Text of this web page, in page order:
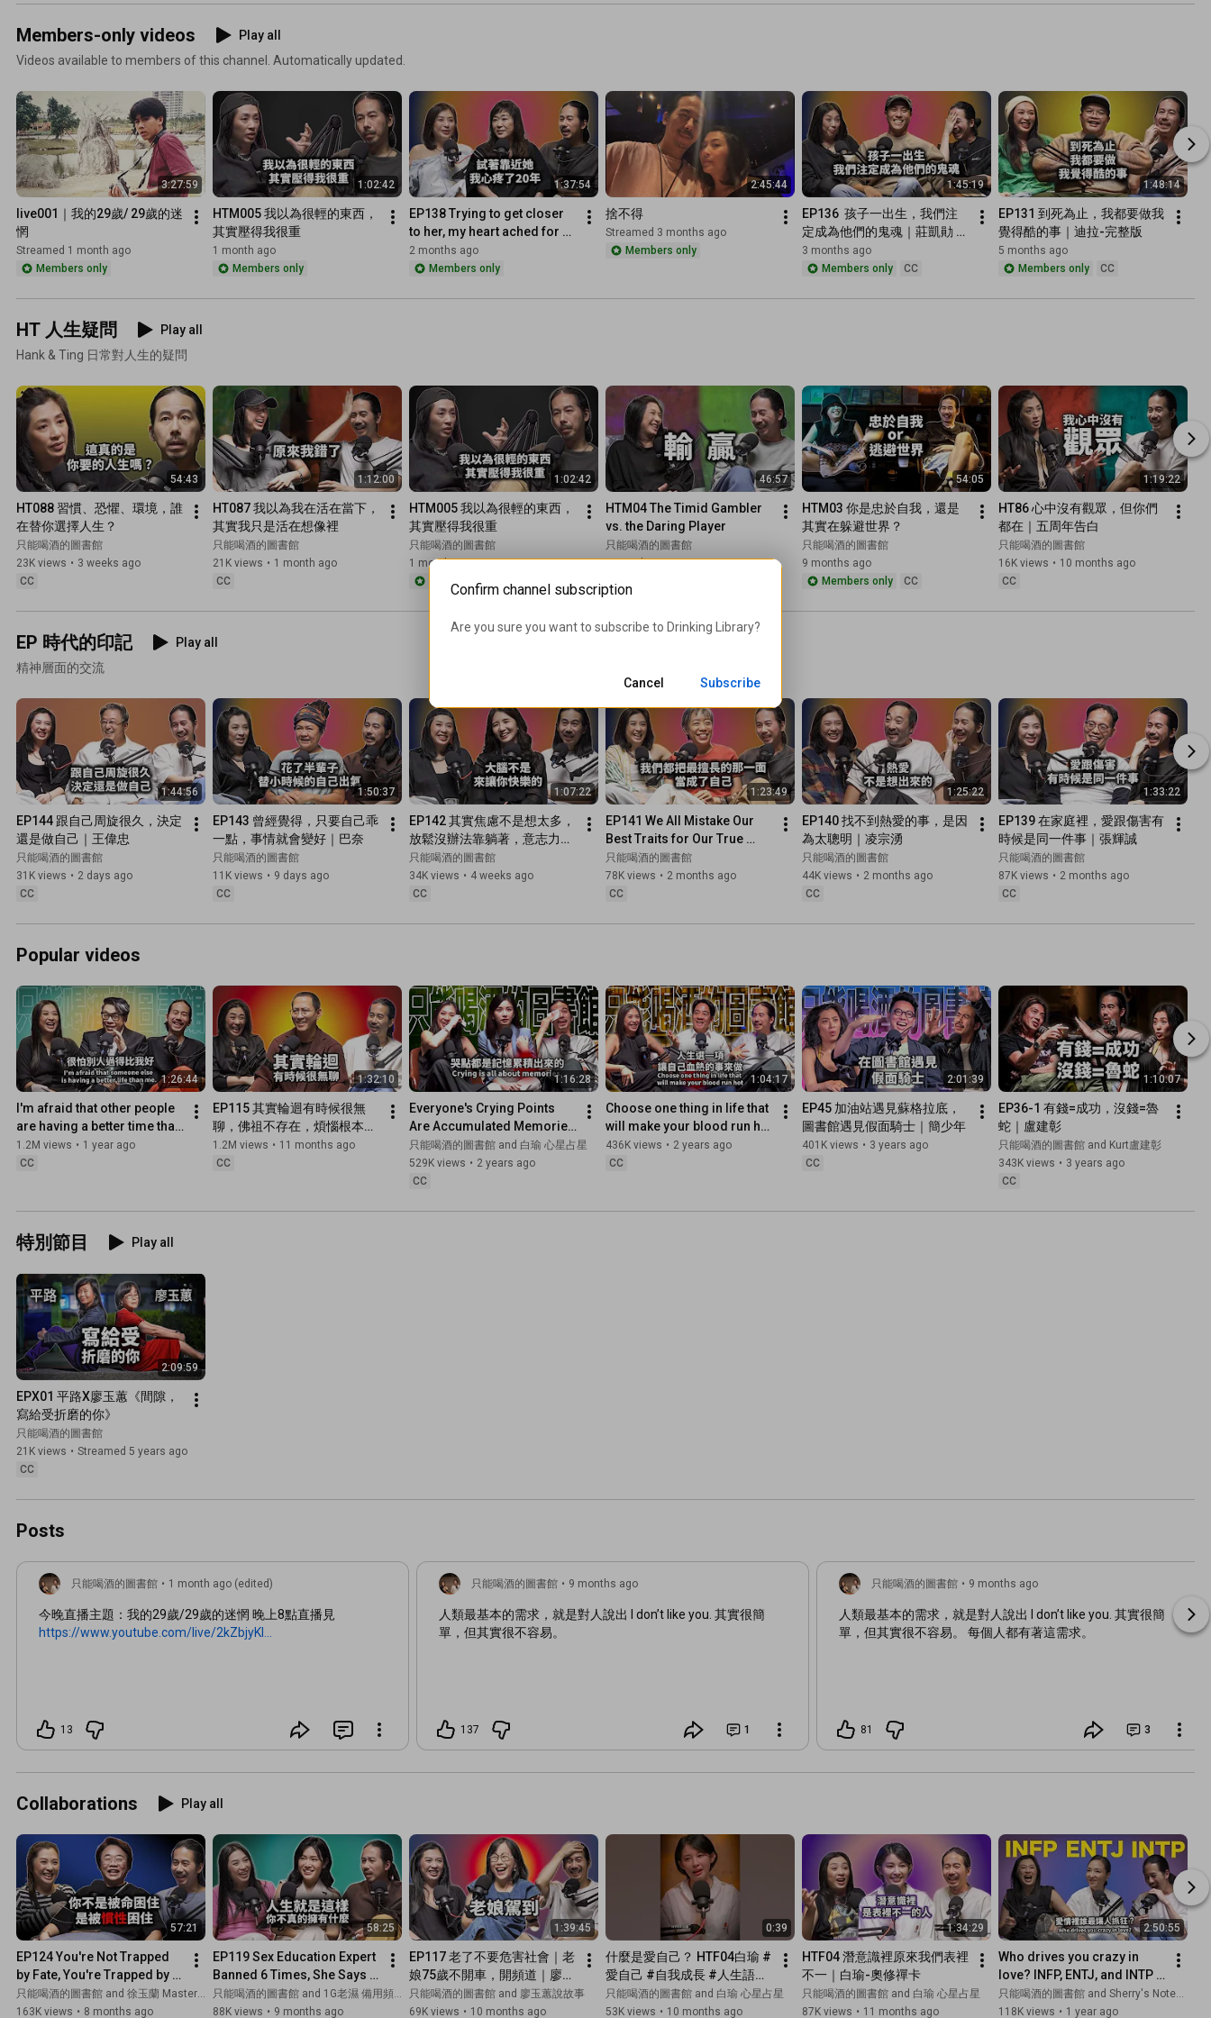
Members-only videos
Play all
Videos available to members of this channel. Automatically updated.
3:27:59
live001｜我的29歲/ 29歲的迷
惘
Streamed 1 month ago
Members only
1:02:42
HTM005 我以為很輕的東西，
其實壓得我很重
1 month ago
Members only
1:37:54
EP138 Trying to get closer
to her, my heart ached for 20
years | Xiong Ruxian - Full
Version
2 months ago
Members only
2:45:44
捨不得
Streamed 3 months ago
Members only
1:45:19
EP136  孩子一出生，我們注
定成為他們的鬼魂｜莊凱勛 完
整版
3 months ago
Members only
CC
1:48:14
EP131 到死為止，我都要做我
覺得酷的事｜迪拉-完整版
5 months ago
Members only
CC
HT 人生疑問
Play all
Hank & Ting 日常對人生的疑問
54:43
HT088 習慣、恐懼、環境，誰
在替你選擇人生？
只能喝酒的圖書館
23K views • 3 weeks ago
CC
1:12:00
HT087 我以為我在活在當下，
其實我只是活在想像裡
只能喝酒的圖書館
21K views • 1 month ago
CC
1:02:42
HTM005 我以為很輕的東西，
其實壓得我很重
只能喝酒的圖書館
1 month ago
Members only
46:57
HTM04 The Timid Gambler
vs. the Daring Player
只能喝酒的圖書館
5 months ago
54:05
HTM03 你是忠於自我，還是
其實在躲避世界？
只能喝酒的圖書館
9 months ago
Members only
CC
1:19:22
HT86 心中沒有觀眾，但你們
都在｜五周年告白
只能喝酒的圖書館
16K views • 10 months ago
CC
EP 時代的印記
Play all
精神層面的交流
1:44:56
EP144 跟自己周旋很久，決定
還是做自己｜王偉忠
只能喝酒的圖書館
31K views • 2 days ago
CC
1:50:37
EP143 曾經覺得，只要自己乖
一點，事情就會變好｜巴奈
只能喝酒的圖書館
11K views • 9 days ago
CC
1:07:22
EP142 其實焦慮不是想太多，
放鬆沒辦法靠躺著，意志力根
本管不了情緒｜Nana心理師
蔡佳璇
只能喝酒的圖書館
34K views • 4 weeks ago
CC
1:23:49
EP141 We All Mistake Our
Best Traits for Our True
Selves | Chen Yung-yi
只能喝酒的圖書館
78K views • 2 months ago
CC
1:25:22
EP140 找不到熱愛的事，是因
為太聰明｜凌宗湧
只能喝酒的圖書館
44K views • 2 months ago
CC
1:33:22
EP139 在家庭裡，愛跟傷害有
時候是同一件事｜張輝誠
只能喝酒的圖書館
87K views • 2 months ago
CC
Popular videos
1:26:44
I'm afraid that other people
are having a better time than
me. EP103 booktender
Kevin Tsai
1.2M views • 1 year ago
CC
1:32:10
EP115 其實輪迴有時候很無
聊，佛祖不存在，煩惱根本斷
不了 ｜松柏仁波切
1.2M views • 11 months ago
CC
1:16:28
Everyone's Crying Points
Are Accumulated Memories
EP59 booktender Bai Yu
只能喝酒的圖書館 and 白瑜 心星占星
529K views • 2 years ago
CC
1:04:17
Choose one thing in life that
will make your blood run hot
EP58 Ching-te Lai
436K views • 2 years ago
CC
2:01:39
EP45 加油站遇見蘇格拉底，
圖書館遇見假面騎士｜簡少年
401K views • 3 years ago
CC
1:10:07
EP36-1 有錢=成功，沒錢=魯
蛇｜盧建彰
只能喝酒的圖書館 and Kurt盧建彰
343K views • 3 years ago
CC
特別節目 Play all
2:09:59
EPX01 平路X廖玉蕙《間隙，
寫給受折磨的你》
只能喝酒的圖書館
21K views • Streamed 5 years ago
CC
Posts
只能喝酒的圖書館 • 1 month ago (edited)
今晚直播主題：我的29歲/29歲的迷惘 晚上8點直播見
https://www.youtube.com/live/2kZbjyKI...
13
只能喝酒的圖書館 • 9 months ago
人類最基本的需求，就是對人說出 I don’t like you. 其實很簡
單，但其實很不容易。
137 1
只能喝酒的圖書館 • 9 months ago
人類最基本的需求，就是對人說出 I don’t like you. 其實很簡
單，但其實很不容易。 每個人都有著這需求。
81 3
Collaborations Play all
57:21
EP124 You're Not Trapped
by Fate, You're Trapped by
Inertia | Xu Yulan | How Do
Fortune Tellers V...
只能喝酒的圖書館 and 徐玉蘭 Master Hsu
163K views • 8 months ago
58:25
EP119 Sex Education Expert
Banned 6 Times, She Says
It's No Regrets | That's Life,
You Won't Trul...
只能喝酒的圖書館 and 1G老濕 備用頻道
88K views • 9 months ago
1:39:45
EP117 老了不要危害社會｜老
娘75歲不開車，開頻道｜廖玉
蕙
只能喝酒的圖書館 and 廖玉蕙說故事
69K views • 10 months ago
0:39
什麼是愛自己？ HTF04​⁠白瑜 #
愛自己 #自我成長 #人生語錄
@nasca88
只能喝酒的圖書館 and 白瑜 心星占星
53K views • 10 months ago
1:34:29
HTF04 潛意識裡原來我們表裡
不一｜白瑜-奧修禪卡
只能喝酒的圖書館 and 白瑜 心星占星
87K views • 11 months ago
2:50:55
Who drives you crazy in
love? INFP, ENTJ, and INTP
types HTF02 夏瑄澧 Sherry
只能喝酒的圖書館 and Sherry's Notes 雪力的心理學筆記
118K views • 1 year ago
Confirm channel subscription
Are you sure you want to subscribe to Drinking Library?
Cancel Subscribe